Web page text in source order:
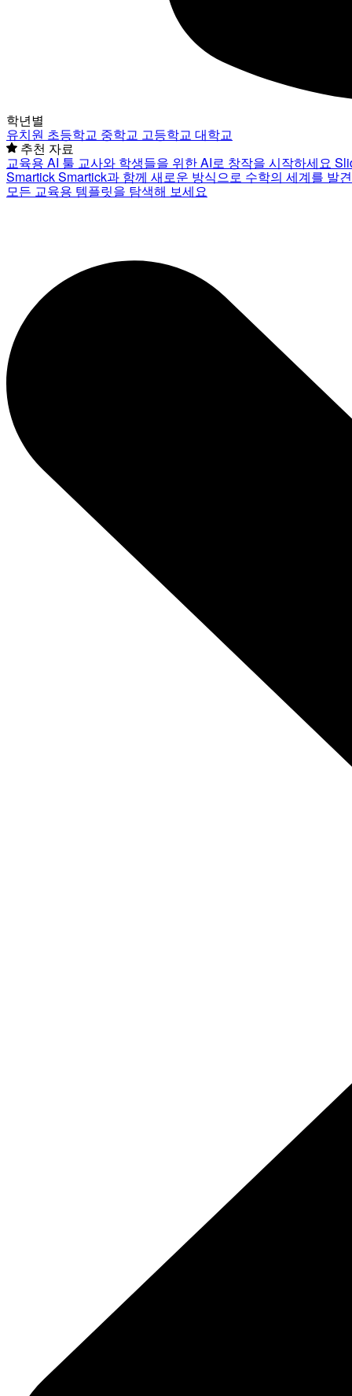
학년별
유치원 초등학교 중학교 고등학교 대학교
추천 자료
교육용 AI 툴 교사와 학생들을 위한 AI로 창작을 시작하세요
SmartickSmartick과 함께 새로운 방식으로 수학의 세계를 발
모든 교육용 템플릿을 탐색해 보세요